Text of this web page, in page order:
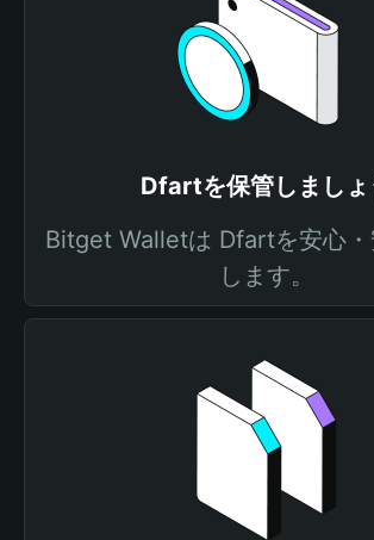
Dfartを保管しましょ
Bitget Walletは Dfartを安心・
します。